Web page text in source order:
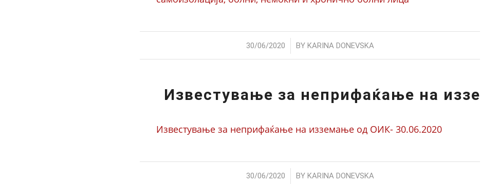
30/06/2020
/ BY KARINA DONEVSKA
Известување за неприфаќање на
Известување за неприфаќање на изземање од ОИК- 30.06.2020
30/06/2020
/ BY KARINA DONEVSKA